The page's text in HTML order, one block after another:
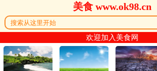
美食 www.ok98.cn
欢迎加入美食网